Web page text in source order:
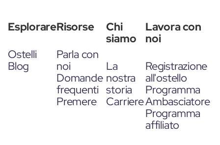
Esplorare
Ostelli
Blog
Risorse
Parla con
noi
Domande
frequenti
Premere
Chi
siamo
La
nostra
storia
Carriere
Lavora con
noi
Registrazione
all'ostello
Programma
Ambasciatore
Programma
affiliato